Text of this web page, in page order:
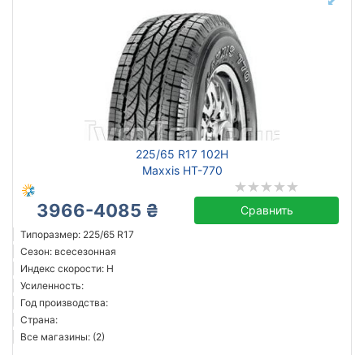
225/65 R17 102H
Maxxis HT-770
3966-4085 ₴ Сравнить
Типоразмер: 225/65 R17
Сезон: всесезонная
Индекс скорости: H
Усиленность:
Год производства:
Страна:
Все магазины: (2)